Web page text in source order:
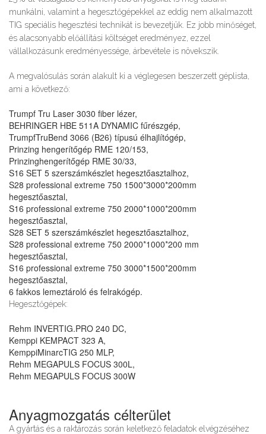
munkálni, valamint a hegesztőgépekkel az eddig nem alkalmazott
TIG speciális hegesztési technikát is bevezetjük. Ez jobb minőséget,
és alacsonyabb előállítási költséget eredményez, ezzel
vállalkozásunk eredményessége, árbevétele is növekszik.
A megvalósulás során alakult ki a véglegesen beszerzett géplista,
ami a következő:
Trumpf Tru Laser 3030 fiber lézer,
BEHRINGER HBE 511A DYNAMIC fűrészgép,
TrumpfTruBend 3066 (B26) típusú élhajlítógép,
Prinzing hengerítőgép RME 120/153,
Prinzinghengerítőgép RME 30/33,
S16 SET 5 szerszámkészlet hegesztőasztalhoz,
S28 professional extreme 750 1500*3000*200mm
hegesztőasztal,
S16 professional extreme 750 2000*1000*200mm
hegesztőasztal,
S28 SET 5 szerszámkészlet hegesztőasztalhoz,
S28 professional extreme 750 2000*1000*200 mm
hegesztőasztal,
S16 professional extreme 750 3000*1500*200mm
hegesztőasztal,
6 fakkos lemeztároló és felrakógép.
Hegesztőgépek:
Rehm INVERTIG.PRO 240 DC,
Kemppi KEMPACT 323 A,
KemppiMinarcTIG 250 MLP,
Rehm MEGAPULS FOCUS 300L,
Rehm MEGAPULS FOCUS 300W
Anyagmozgatás célterület
A gyártás és a raktározás során keletkező feladatok elvégzéséhez